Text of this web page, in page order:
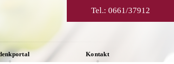
Kontakt
Tel.: 0661/37912